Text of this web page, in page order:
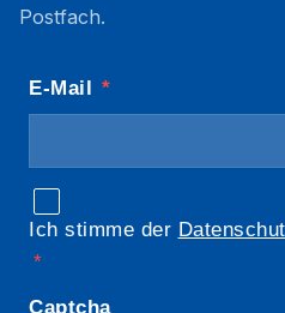
Postfach.